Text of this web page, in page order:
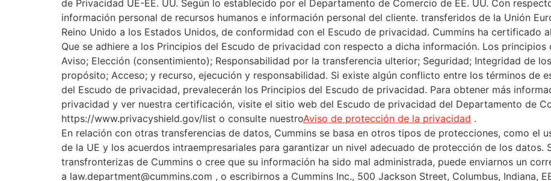
de Privacidad UE-EE. UU. Según lo establecido por el Departamento de Comercio de EE. UU. Con
información personal de recursos humanos e información personal del cliente. transferidos de la Unión
Reino Unido a los Estados Unidos, de conformidad con el Escudo de privacidad. Cummins ha certificado
Que se adhiere a los Principios del Escudo de privacidad con respecto a dicha información. Los
Aviso; Elección (consentimiento); Responsabilidad por la transferencia ulterior; Seguridad; Integridad de
propósito; Acceso; y recurso, ejecución y responsabilidad. Si existe algún conflicto entre los términos de
del Escudo de privacidad, prevalecerán los Principios del Escudo de privacidad. Para obtener más
privacidad y ver nuestra certificación, visite el sitio web del Escudo de privacidad del Departamento de
https://www.privacyshield.gov/list o consulte nuestroAviso de protección de la privacidad .
En relación con otras transferencias de datos, Cummins se basa en otros tipos de protecciones, como el
de la UE y los acuerdos intraempresariales para garantizar un nivel adecuado de protección de los datos.
transfronterizas de Cummins o cree que su información ha sido mal administrada, puede enviarnos un
a law.department@cummins.com , o escribirnos a Cummins Inc., 500 Jackson Street, Columbus, Indiana,